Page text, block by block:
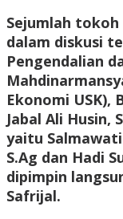
Sejumlah
dalam diskusi
Pengendalian
Ekonomi USK),
Jabal Ali Husin,
yaitu Salmawati
S.Ag dan Hadi
dipimpin
Safrijal.